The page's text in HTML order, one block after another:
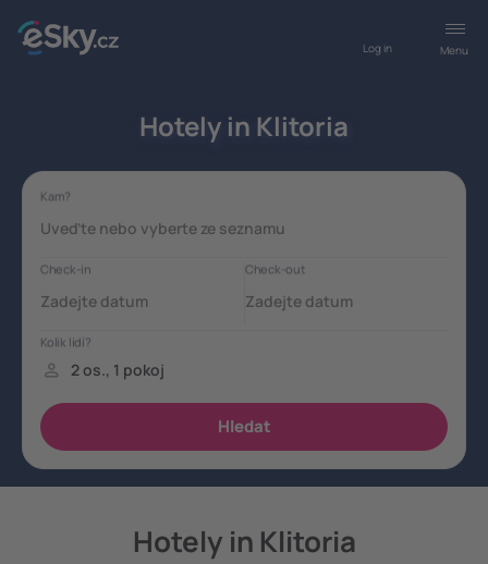
Menu
Log in
Hotely in Klitoria
Hotely in Klitoria